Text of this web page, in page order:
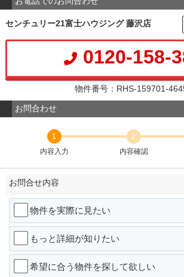
センチュリー21富士ハウジング 藤沢店
0120-158-
物件番号：RHS-159701-
お問合わせ
1
内容入力
2
内容確認
お問合せ内容
物件を実際に見たい
もっと詳細が知りたい
希望に合う物件を探して欲しい